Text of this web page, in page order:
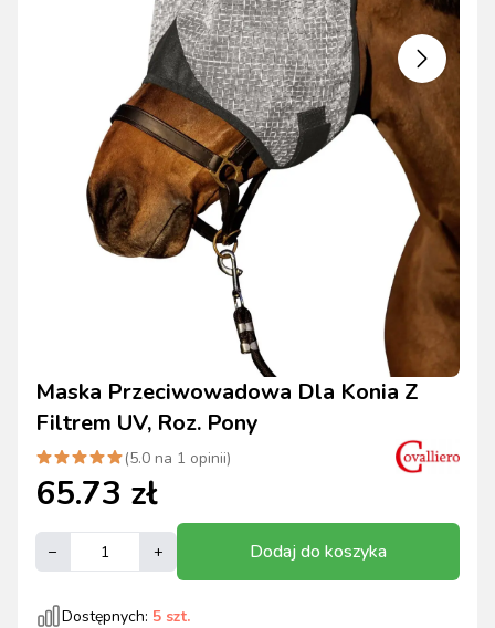
Maska Przeciwowadowa Dla Konia Z
Filtrem UV, Roz. Pony
(5.0 na 1 opinii)
65.73 zł
– + Dodaj do koszyka
Dostępnych: 5 szt.